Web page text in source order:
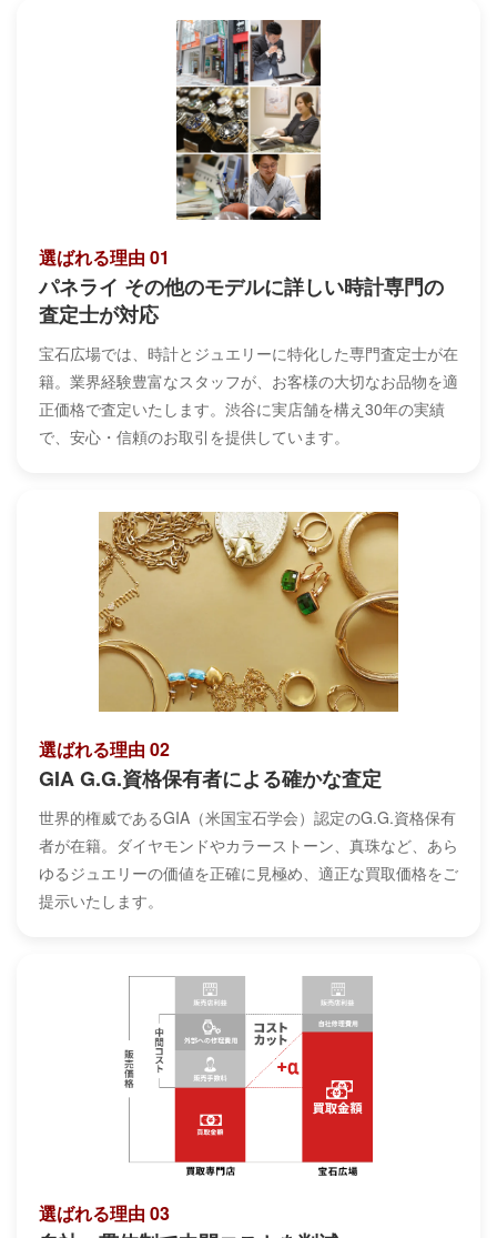
選ばれる理由 01
パネライ その他のモデルに詳しい時計専門の
査定士が対応
宝石広場では、時計とジュエリーに特化した専門査定士が在
籍。業界経験豊富なスタッフが、お客様の大切なお品物を適
正価格で査定いたします。渋谷に実店舗を構え30年の実績
で、安心・信頼のお取引を提供しています。
選ばれる理由 02
GIA G.G.資格保有者による確かな査定
世界的権威であるGIA（米国宝石学会）認定のG.G.資格保有
者が在籍。ダイヤモンドやカラーストーン、真珠など、あら
ゆるジュエリーの価値を正確に見極め、適正な買取価格をご
提示いたします。
選ばれる理由 03